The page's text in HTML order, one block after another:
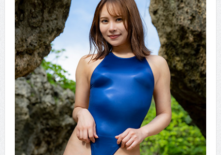
CINEMA×STYLE 286号
CINEMA×STYLE 285号
CINEMA×STYLE 294号